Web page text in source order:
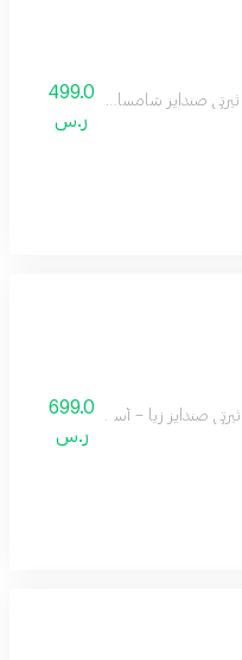
ثيرتي صندايز شامسا – وردي (30sw095)
499.0
ر.س
ثيرتي صندايز زيا – أسود (30sm066)699.0
ر.س